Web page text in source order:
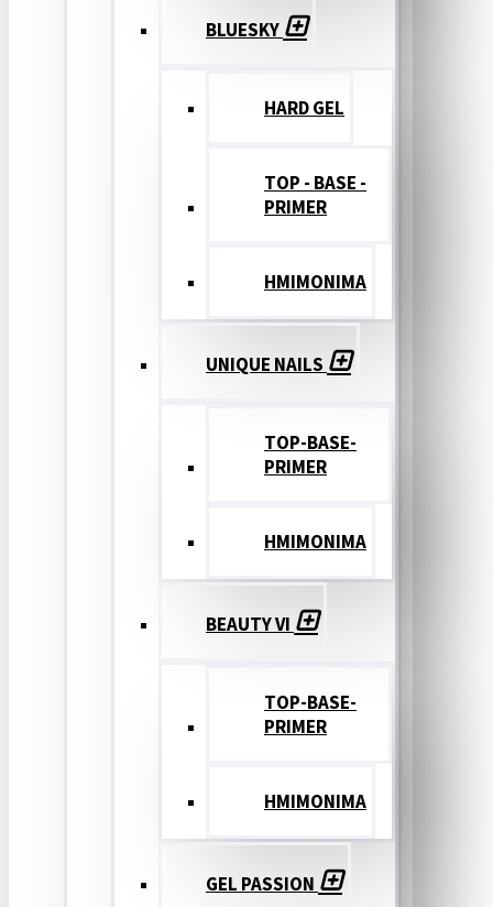
BLUESKY
HARD GEL
TOP - BASE -
PRIMER
ΗΜΙΜΟΝΙΜΑ
UNIQUE NAILS
TOP-BASE-
PRIMER
ΗΜΙΜΟΝΙΜΑ
BEAUTY VI
TOP-BASE-
PRIMER
ΗΜΙΜΟΝΙΜΑ
GEL PASSION